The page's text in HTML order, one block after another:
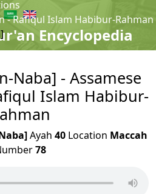
Encyclopedia
- Rafiqul Islam Habibur-Rahman
Naba] - Assamese
Islam Habibur-
Ayah 40 Location Maccah
78